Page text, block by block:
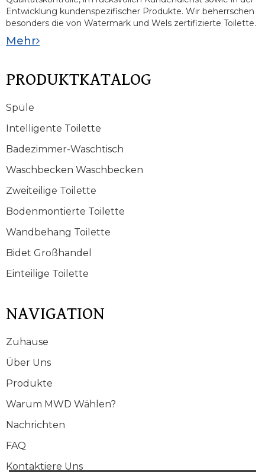
Entwicklung kundenspezifischer Produkte. Wir beherrschen
besonders die von Watermark und Wels zertifizierte Toilette.
Mehr
PRODUKTKATALOG
Spüle
Intelligente Toilette
Badezimmer-Waschtisch
Waschbecken Waschbecken
Zweiteilige Toilette
Bodenmontierte Toilette
Wandbehang Toilette
Bidet Großhandel
Einteilige Toilette
NAVIGATION
Zuhause
Über Uns
Produkte
Warum MWD Wählen?
Nachrichten
FAQ
Kontaktiere Uns